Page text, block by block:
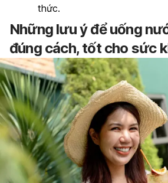
thức.
Những lưu ý để uống
đúng cách, tốt cho sức